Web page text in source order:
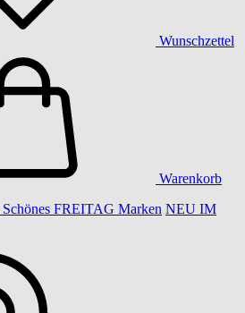
Wunschzettel
Warenkorb
Schönes FREITAG Marken NEU IM